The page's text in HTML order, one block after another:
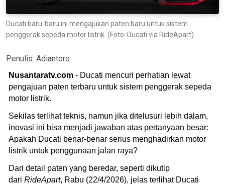
Ducati baru-baru ini mengajukan paten baru untuk sistem
penggerak sepeda motor listrik. (Foto: Ducati via RideApart)
Penulis: Adiantoro
Nusantaratv.com - Ducati mencuri perhatian lewat
pengajuan paten terbaru untuk sistem penggerak sepeda
motor listrik.
Sekilas terlihat teknis, namun jika ditelusuri lebih dalam,
inovasi ini bisa menjadi jawaban atas pertanyaan besar:
Apakah Ducati benar-benar serius menghadirkan motor
listrik untuk penggunaan jalan raya?
Dari detail paten yang beredar, seperti dikutip
dari RideApart, Rabu (22/4/2026), jelas terlihat Ducati